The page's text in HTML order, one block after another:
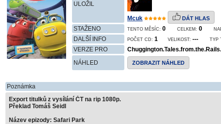
ULOŽIL
Mcuk DÁT HLAS
STAŽENO TENTO MĚSÍC: 0 CELKEM: 0
DALŠÍ INFO POČET CD: 1 VELIKOST: --- TYP
VERZE PRO
NÁHLED
ZOBRAZIT NÁHLED
Poznámka
Export titulků z vysílání ČT na rip 1080p.
Překlad Tomáš Seidl
Název epizody: Safari Park